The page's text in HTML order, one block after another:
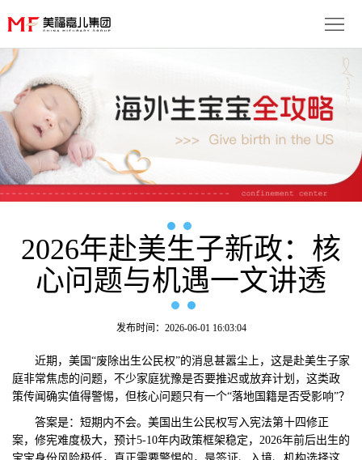
子
优
势
服
务
流
月
子
成
们
评
城
2026年赴美生子新政：核
心问题与机遇一文讲透
发布时间：2026-06-01 16:03:04
近期，美国“废除出生公民权”的消息甚嚣尘上，这是赴美生子家
庭非常焦虑的问题，不少家庭犹豫是否要推迟或放弃计划，这类政
策传闻确实值得警惕，但核心问题只有一个“落地国籍是否受影响”？
答案是：短期内不会。美国出生公民权写入宪法第十四修正
案，修宪难度极大，预计5-10年内政策框架稳定，2026年前后出生的